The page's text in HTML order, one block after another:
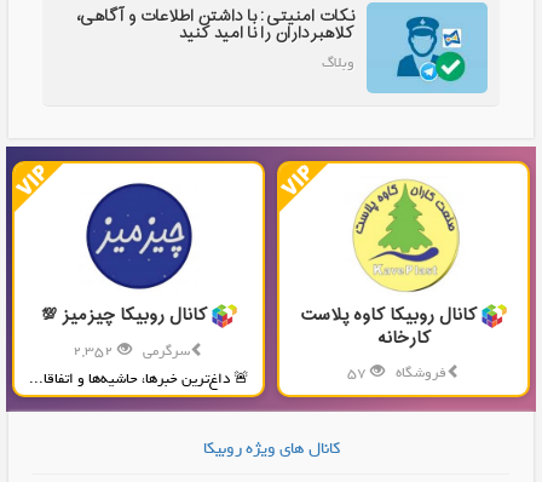
نکات امنیتی: با داشتن اطلاعات و آگاهی،
کلاهبرداران را نا امید کنید
وبلاگ
کانال روبیکا کاوه پلاست
کارخانه
فروشگاه
تولید و پخش محصولات پلاستیکی...
کانال روبیکا چیزمیز 💯
سرگرمی
🚨 داغ‌ترین خبرها، حاشیه‌ها و اتفاقا...
کانال های ویژه روبیکا